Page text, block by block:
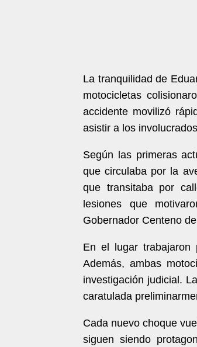
La tranquilidad de
motocicletas
accidente movilizó
asistir a los
Según las primeras
que circulaba por la
que transitaba por
lesiones que
Gobernador Centeno
En el lugar trabajaron
Además, ambas
investigación judicial.
caratulada
Cada nuevo choque
siguen siendo